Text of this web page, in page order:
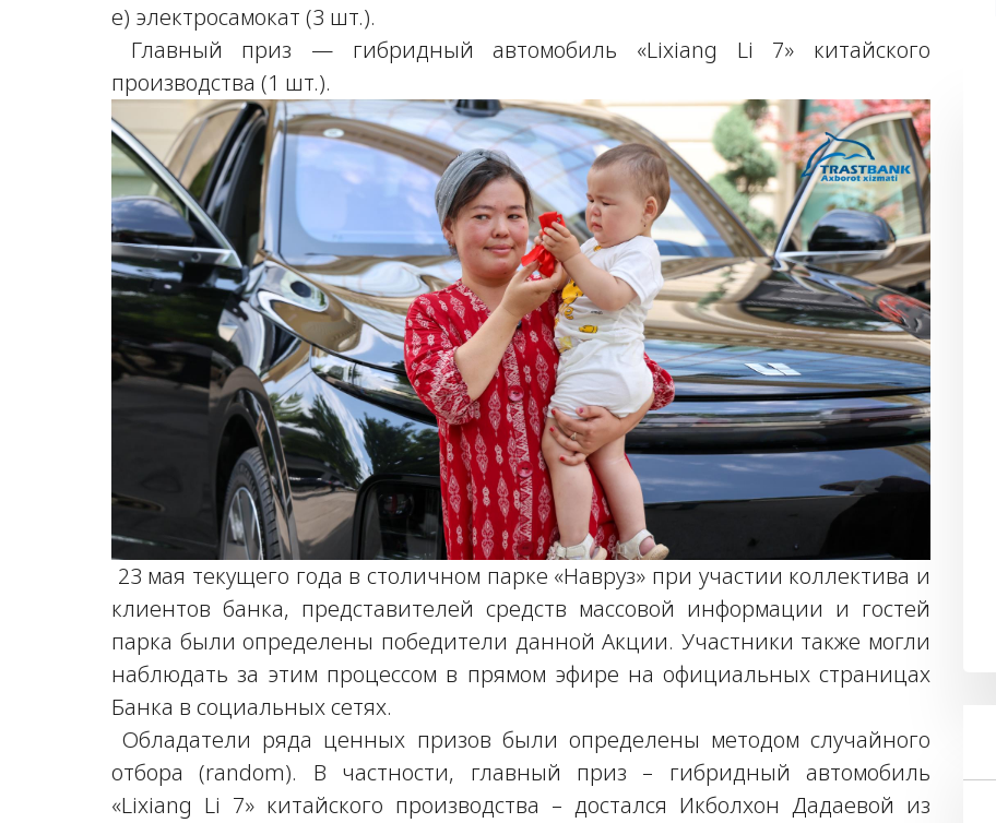
е) электросамокат (3 шт.).
Главный приз — гибридный автомобиль «Lixiang Li 7» китайского
производства (1 шт.).
23 мая текущего года в столичном парке «Навруз» при участии коллектива и
клиентов банка, представителей средств массовой информации и гостей
парка были определены победители данной Акции. Участники также могли
наблюдать за этим процессом в прямом эфире на официальных страницах
Банка в социальных сетях.
Обладатели ряда ценных призов были определены методом случайного
отбора (random). В частности, главный приз – гибридный автомобиль
«Lixiang Li 7» китайского производства – достался Икболхон Дадаевой из